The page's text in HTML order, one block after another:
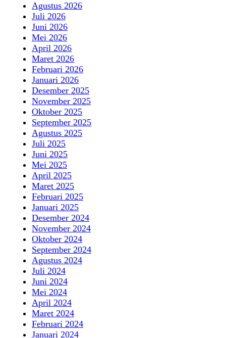
Agustus 2026
Juli 2026
Juni 2026
Mei 2026
April 2026
Maret 2026
Februari 2026
Januari 2026
Desember 2025
November 2025
Oktober 2025
September 2025
Agustus 2025
Juli 2025
Juni 2025
Mei 2025
April 2025
Maret 2025
Februari 2025
Januari 2025
Desember 2024
November 2024
Oktober 2024
September 2024
Agustus 2024
Juli 2024
Juni 2024
Mei 2024
April 2024
Maret 2024
Februari 2024
Januari 2024